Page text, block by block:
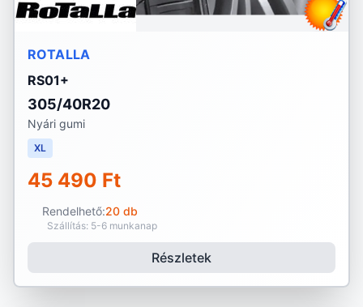
ROTALLA
RS01+
305/40R20
Nyári gumi
XL
45 490 Ft
Rendelhető:20 db
Szállítás: 5-6 munkanap
Részletek